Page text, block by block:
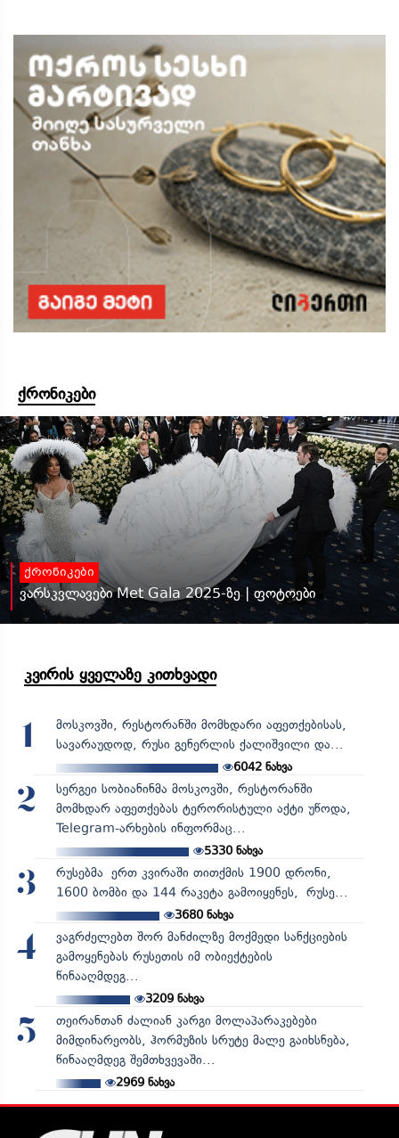
ქრონიკები
ქრონიკები
ვარსკვლავები Met Gala 2025-ზე | ფოტოები
კვირის ყველაზე კითხვადი
1
მოსკოვში, რესტორანში მომხდარი აფეთქებისას,
სავარაუდოდ, რუსი გენერლის ქალიშვილი და...
6042 ნახვა
2
სერგეი სობიანინმა მოსკოვში, რესტორანში
მომხდარ აფეთქებას ტერორისტული აქტი უწოდა,
Telegram-არხების ინფორმაც...
5330ნახვა
3
რუსებმა ერთ კვირაში თითქმის 1900 დრონი,
1600 ბომბი და 144 რაკეტა გამოიყენეს, რუსე...
3680ნახვა
4
ვაგრძელებთ შორ მანძილზე მოქმედი სანქციების
გამოყენებას რუსეთის იმ ობიექტების
წინააღმდეგ...
3209ნახვა
5
თეირანთან ძალიან კარგი მოლაპარაკებები
მიმდინარეობს, ჰორმუზის სრუტე მალე გაიხსნება,
წინააღმდეგ შემთხვევაში...
2969ნახვა